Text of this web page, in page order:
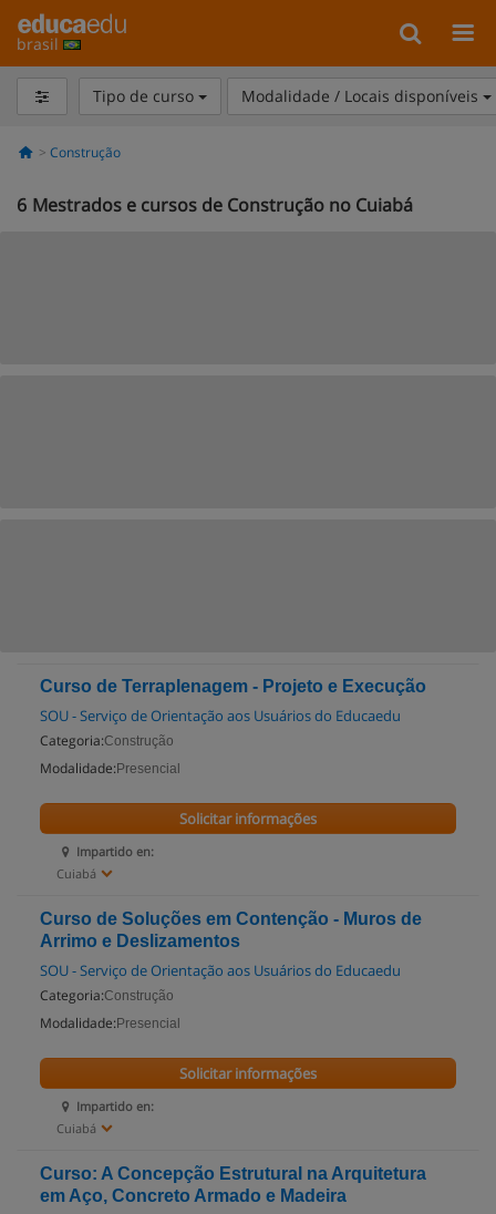
brasil
Tipo de curso Modalidade / Locais disponíveis
Construção
6 Mestrados e cursos de Construção no Cuiabá
Curso de Terraplenagem - Projeto e Execução
SOU - Serviço de Orientação aos Usuários do Educaedu
Categoria:Construção
Modalidade: Presencial
Impartido en:
Cuiabá
Solicitar informações
Curso de Soluções em Contenção - Muros de
Arrimo e Deslizamentos
SOU - Serviço de Orientação aos Usuários do Educaedu
Categoria:Construção
Modalidade: Presencial
Impartido en:
Cuiabá
Solicitar informações
Curso: A Concepção Estrutural na Arquitetura
em Aço, Concreto Armado e Madeira